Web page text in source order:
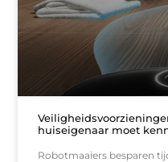
huiseigenaar moet
Robotmaaiers besparen